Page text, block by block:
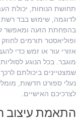
תחושת הנוחות, יכולת
בהפחתת הזעה ומאפשר
ופוליאסטר תורמים
אזורי עור או זמש כדי
שמצטיינים ביכולתם
נעלי ספורט חדשות,
לצרכיכם האישיים.
התאמת עיצוב